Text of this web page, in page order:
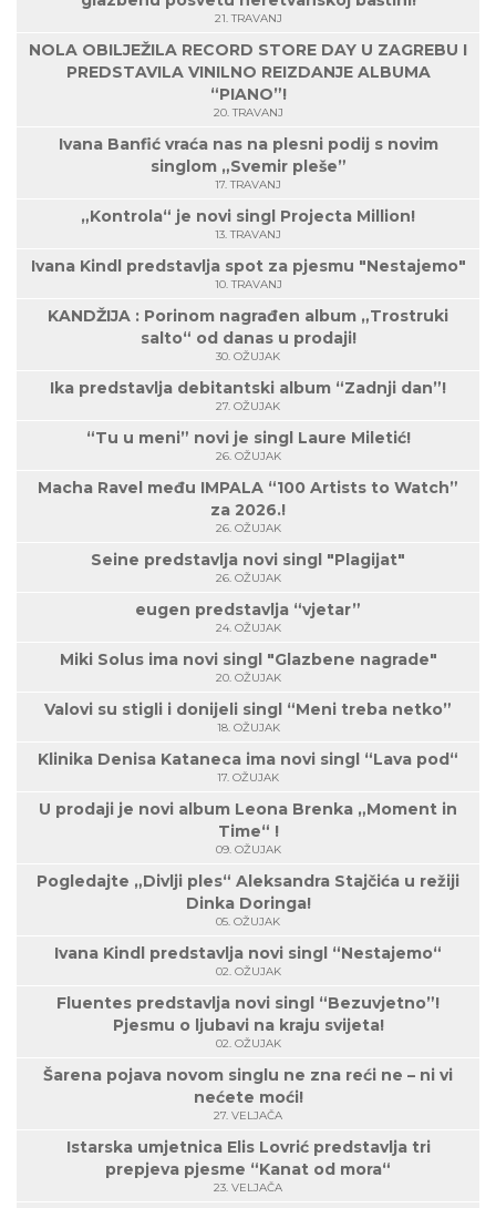
21. TRAVANJ
NOLA OBILJEŽILA RECORD STORE DAY U ZAGREBU I
PREDSTAVILA VINILNO REIZDANJE ALBUMA
“PIANO”!
20. TRAVANJ
Ivana Banfić vraća nas na plesni podij s novim
singlom „Svemir pleše”
17. TRAVANJ
„Kontrola“ je novi singl Projecta Million!
13. TRAVANJ
Ivana Kindl predstavlja spot za pjesmu "Nestajemo"
10. TRAVANJ
KANDŽIJA : Porinom nagrađen album „Trostruki
salto“ od danas u prodaji!
30. OŽUJAK
Ika predstavlja debitantski album “Zadnji dan”!
27. OŽUJAK
“Tu u meni” novi je singl Laure Miletić!
26. OŽUJAK
Macha Ravel među IMPALA “100 Artists to Watch”
za 2026.!
26. OŽUJAK
Seine predstavlja novi singl "Plagijat"
26. OŽUJAK
eugen predstavlja “vjetar”
24. OŽUJAK
Miki Solus ima novi singl "Glazbene nagrade"
20. OŽUJAK
Valovi su stigli i donijeli singl “Meni treba netko”
18. OŽUJAK
Klinika Denisa Kataneca ima novi singl “Lava pod“
17. OŽUJAK
U prodaji je novi album Leona Brenka „Moment in
Time“ !
09. OŽUJAK
Pogledajte „Divlji ples“ Aleksandra Stajčića u režiji
Dinka Doringa!
05. OŽUJAK
Ivana Kindl predstavlja novi singl “Nestajemo“
02. OŽUJAK
Fluentes predstavlja novi singl “Bezuvjetno”!
Pjesmu o ljubavi na kraju svijeta!
02. OŽUJAK
Šarena pojava novom singlu ne zna reći ne – ni vi
nećete moći!
27. VELJAČA
Istarska umjetnica Elis Lovrić predstavlja tri
prepjeva pjesme “Kanat od mora“
23. VELJAČA